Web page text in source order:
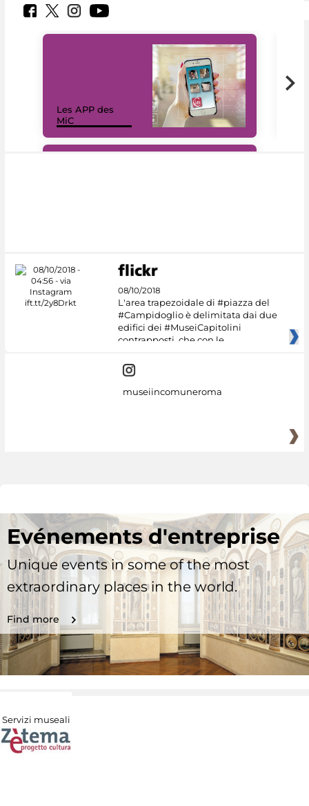
Les APP des
MiC
08/10/2018
L'area trapezoidale di #piazza del
#Campidoglio è delimitata dai due
edifici dei #MuseiCapitolini
contrapposti, che con le
museiincomuneroma
Evénements d'entreprise
Unique events in some of the most
extraordinary places in the world.
Find more
Servizi museali